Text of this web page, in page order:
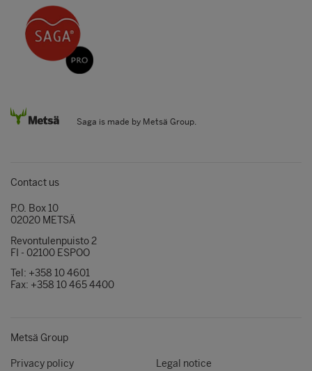
Saga is made by Metsä Group.
Contact us
P.O. Box 10
02020 METSÄ
Revontulenpuisto 2
FI - 02100 ESPOO
Tel: +358 10 4601
Fax: +358 10 465 4400
Metsä Group
Privacy policy
Legal notice